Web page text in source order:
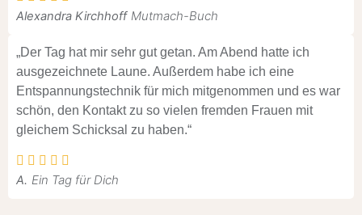
Alexandra Kirchhoff Mutmach-Buch
„Der Tag hat mir sehr gut getan. Am Abend hatte ich
ausgezeichnete Laune. Außerdem habe ich eine
Entspannungstechnik für mich mitgenommen und es war
schön, den Kontakt zu so vielen fremden Frauen mit
gleichem Schicksal zu haben.“
A. Ein Tag für Dich